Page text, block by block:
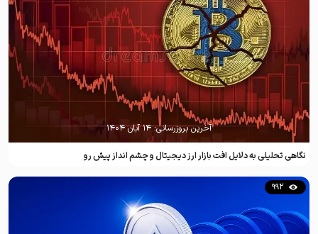
نگاهی تحلیلی به دلایل افت بازار ارز دیجیتال و چشم انداز پیش رو
آخرین بروزرسانی: ۱۴ آبان ۱۴۰۴
992